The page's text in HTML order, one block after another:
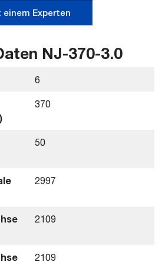
einem Experten
NJ-370-3.0
6
370
50
2997
2109
2109